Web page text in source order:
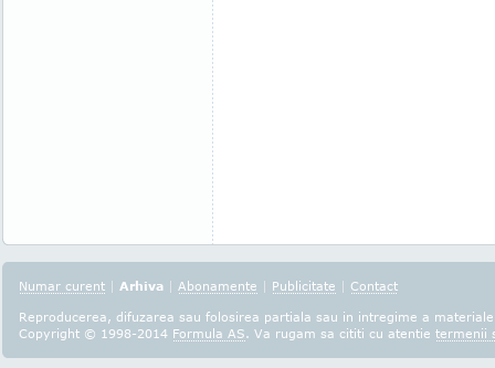
Numar curent | Arhiva | Abonamente | Publicitate | Contact
Reproducerea, difuzarea sau folosirea partiala sau in intregime a
Copyright © 1998-2014 Formula AS. Va rugam sa cititi cu atentie termenii